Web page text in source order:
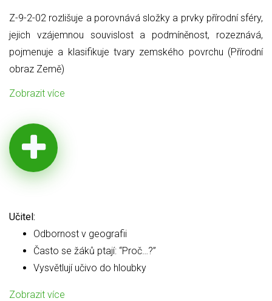
Z-9-2-02 rozlišuje a porovnává složky a prvky přírodní sféry,
jejich vzájemnou souvislost a podmíněnost, rozeznává,
pojmenuje a klasifikuje tvary zemského povrchu (Přírodní
obraz Země)
Zobrazit více
Učitel:
Odbornost v geografii
Často se žáků ptají: “Proč…?”
Vysvětlují učivo do hloubky
Zobrazit více